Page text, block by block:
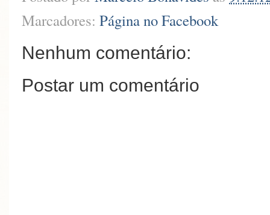
Marcadores: Página no Facebook
Nenhum comentário:
Postar um comentário